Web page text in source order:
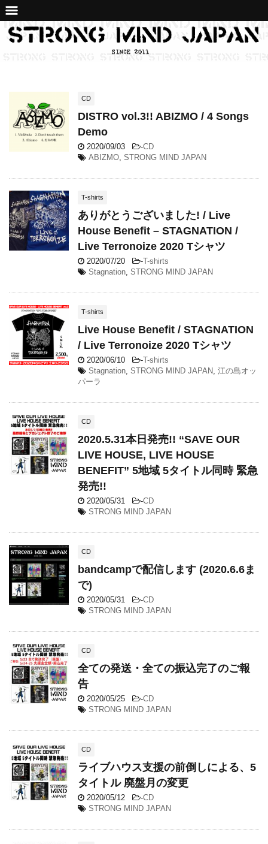
CD
DISTRO vol.3!! ABIZMO / 4 Songs
Demo
2020/09/03 -CD
ABIZMO, STRONG MIND JAPAN
T-shirts
ありがとうございました! / Live
House Benefit – STAGNATION /
Live Terronoize 2020 Tシャツ
2020/07/20 -T-shirts
Stagnation, STRONG MIND JAPAN
T-shirts
Live House Benefit / STAGNATION
/ Live Terronoize 2020 Tシャツ
2020/06/10 -T-shirts
Stagnation, STRONG MIND JAPAN, 江の島オッ
パーラ
CD
2020.5.31本日発売!! “SAVE OUR
LIVE HOUSE, LIVE HOUSE
BENEFIT” 5地域 5タイトル同時 緊急
発売!!
2020/05/31 -CD
STRONG MIND JAPAN
CD
bandcampで配信します (2020.6.6ま
で)
2020/05/31 -CD
STRONG MIND JAPAN
CD
全ての発送・全ての振込完了のご報
告
2020/05/25 -CD
STRONG MIND JAPAN
CD
ライブハウス支援の前倒しによる、5
タイトル 廃盤月の変更
2020/05/12 -CD
STRONG MIND JAPAN